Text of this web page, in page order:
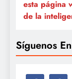
esta página
de la
Síguenos